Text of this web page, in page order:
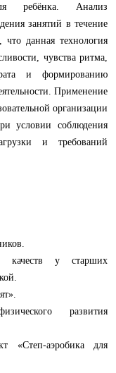
ребёнка. Анализ
занятий в течение
что данная технология
чувства ритма,
и формированию
Применение
организации
условии соблюдения
и требований
качеств у старших
развития
«Степ-аэробика для